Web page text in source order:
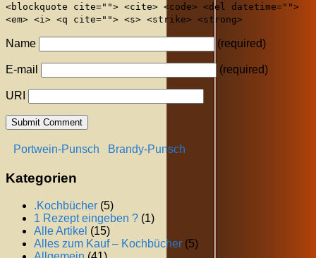
<blockquote cite=""> <cite> <code> <del datetime="">
<em> <i> <q cite=""> <s> <strike> <strong>
Name (required)
E-mail (required)
URI
Portwein-Punsch Brandy-Punsch
Kategorien
.Kochbücher (5)
1 Rezept eingeben ? (1)
Alle Artikel (15)
Alles zum Kauf – Kochbücher (5)